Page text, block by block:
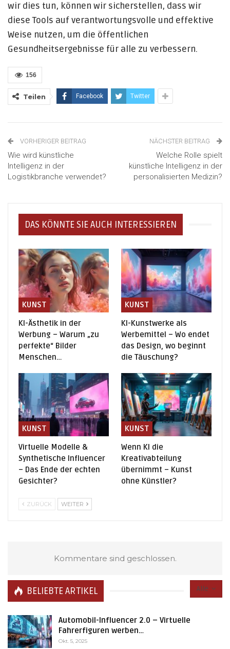
wir dies tun, können wir sicherstellen, dass wir
diese Tools auf verantwortungsvolle und effektive
Weise nutzen, um die öffentlichen
Gesundheitsergebnisse für alle zu verbessern.
156
Teilen Facebook Twitter
VORHERIGER BEITRAG
Wie wird künstliche
Intelligenz in der
Logistikbranche verwendet?
NÄCHSTER BEITRAG
Welche Rolle spielt
künstliche Intelligenz in der
personalisierten Medizin?
DAS KÖNNTE SIE AUCH INTERESSIEREN
KUNST
KI-Ästhetik in der
Werbung – Warum „zu
perfekte“ Bilder
Menschen…
KUNST
KI-Kunstwerke als
Werbemittel – Wo endet
das Design, wo beginnt
die Täuschung?
KUNST
Virtuelle Modelle &
Synthetische Influencer
– Das Ende der echten
Gesichter?
KUNST
Wenn KI die
Kreativabteilung
übernimmt – Kunst
ohne Künstler?
ZURÜCK WEITER
Kommentare sind geschlossen.
Alle
BELIEBTE ARTIKEL
Automobil-Influencer 2.0 – Virtuelle
Fahrerfiguren werben…
Okt. 5, 2025